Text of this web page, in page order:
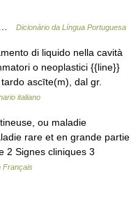
… Dicionário da Língua Portuguesa
di liquido nella cavità
o neoplastici {{line}}
ascīte(m), dal gr.
italiano
ou maladie
rare et en grande partie
2 Signes cliniques 3
Français